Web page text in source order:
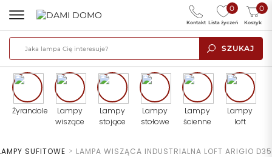
SZUKAJ
0
Lista życzeń
0
Koszyk
Kontakt
Żyrandole
Lampy
wiszące
Lampy
stojące
Lampy
stołowe
Lampy
ścienne
Lampy
loft
SUFITOWE > LAMPA WISZĄCA INDUSTRIALNA LOFT ARIGIO D35